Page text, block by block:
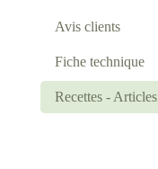
Avis clients
Fiche technique
Recettes - Articles